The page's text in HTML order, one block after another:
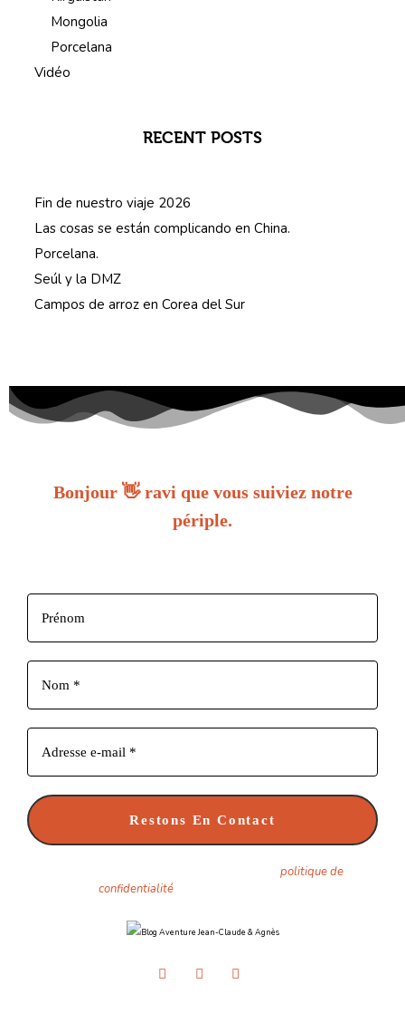
Mongolia
Porcelana
Vidéo
RECENT POSTS
Fin de nuestro viaje 2026
Las cosas se están complicando en China.
Porcelana.
Seúl y la DMZ
Campos de arroz en Corea del Sur
Bonjour 👋 ravi que vous suiviez notre
périple.
politique de
confidentialité